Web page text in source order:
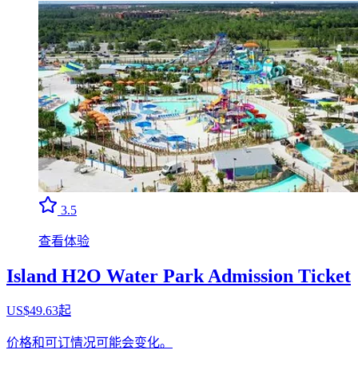
3.5
查看体验
Island H2O Water Park Admission Ticket
US$49.63起
价格和可订情况可能会变化。